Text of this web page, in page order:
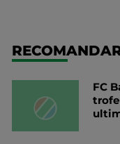
FC